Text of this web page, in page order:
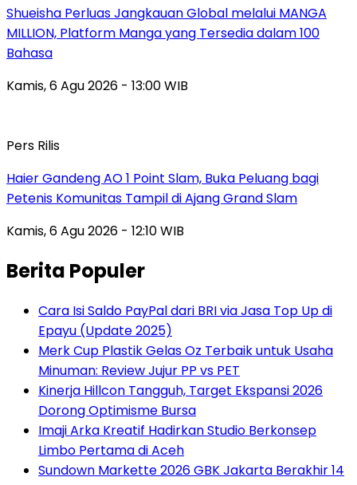
Shueisha Perluas Jangkauan Global melalui MANGA
MILLION, Platform Manga yang Tersedia dalam 100
Bahasa
Kamis, 6 Agu 2026 - 13:00 WIB
Pers Rilis
Haier Gandeng AO 1 Point Slam, Buka Peluang bagi
Petenis Komunitas Tampil di Ajang Grand Slam
Kamis, 6 Agu 2026 - 12:10 WIB
Berita Populer
Cara Isi Saldo PayPal dari BRI via Jasa Top Up di
Epayu (Update 2025)
Merk Cup Plastik Gelas Oz Terbaik untuk Usaha
Minuman: Review Jujur PP vs PET
Kinerja Hillcon Tangguh, Target Ekspansi 2026
Dorong Optimisme Bursa
Imaji Arka Kreatif Hadirkan Studio Berkonsep
Limbo Pertama di Aceh
Sundown Markette 2026 GBK Jakarta Berakhir 14